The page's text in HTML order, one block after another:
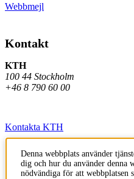
Webbmejl
Kontakt
KTH
100 44 Stockholm
+46 8 790 60 00
Kontakta KTH
Jobba på KTH
Press och media
Denna webbplats använder
dig och hur du använder denna
nödvändiga för att webbplatsen